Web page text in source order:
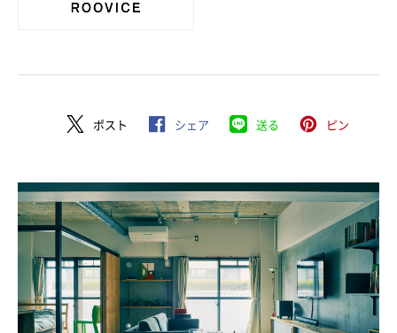
ポスト シェア 送る ピン